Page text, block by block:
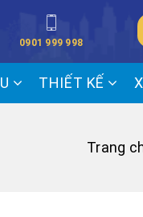
0901 999 998
THIẾT KẾ
Trang